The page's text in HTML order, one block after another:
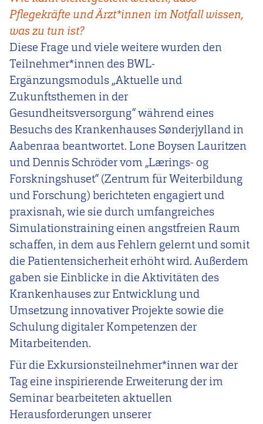
Pflegekräfte und Ärzt*innen im Notfall wissen,
was zu tun ist?
Diese Frage und viele weitere wurden den
Teilnehmer*innen des BWL-
Ergänzungsmoduls „Aktuelle und
Zukunftsthemen in der
Gesundheitsversorgung“ während eines
Besuchs des Krankenhauses Sønderjylland in
Aabenraa beantwortet. Lone Boysen Lauritzen
und Dennis Schröder vom „Lærings- og
Forskningshuset“ (Zentrum für Weiterbildung
und Forschung) berichteten engagiert und
praxisnah, wie sie durch umfangreiches
Simulationstraining einen angstfreien Raum
schaffen, in dem aus Fehlern gelernt und somit
die Patientensicherheit erhöht wird. Außerdem
gaben sie Einblicke in die Aktivitäten des
Krankenhauses zur Entwicklung und
Umsetzung innovativer Projekte sowie die
Schulung digitaler Kompetenzen der
Mitarbeitenden.
Für die Exkursionsteilnehmer*innen war der
Tag eine inspirierende Erweiterung der im
Seminar bearbeiteten aktuellen
Herausforderungen unserer